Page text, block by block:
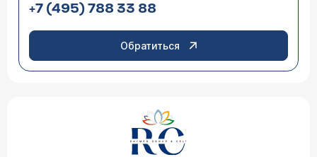
+7 (495) 788 33 88
Обратиться